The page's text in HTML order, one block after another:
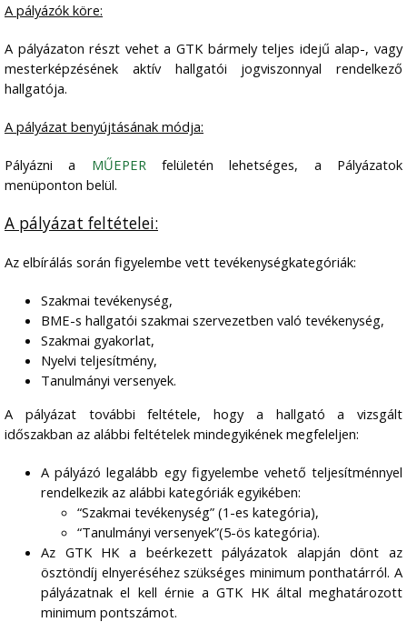
A pályázók köre:
A pályázaton részt vehet a GTK bármely teljes idejű alap-, vagy
mesterképzésének aktív hallgatói jogviszonnyal rendelkező
hallgatója.
A pályázat benyújtásának módja:
Pályázni a MŰEPERfelületén lehetséges, a Pályázatok
menüponton belül.
A pályázat feltételei:
Az elbírálás során figyelembe vett tevékenységkategóriák:
Szakmai tevékenység,
BME-s hallgatói szakmai szervezetben való tevékenység,
Szakmai gyakorlat,
Nyelvi teljesítmény,
Tanulmányi versenyek.
A pályázat további feltétele, hogy a hallgató a vizsgált
időszakban az alábbi feltételek mindegyikének megfeleljen:
A pályázó legalább egy figyelembe vehető teljesítménnyel
rendelkezik az alábbi kategóriák egyikében:
“Szakmai tevékenység” (1-es kategória),
“Tanulmányi versenyek”(5-ös kategória).
Az GTK HK a beérkezett pályázatok alapján dönt az
ösztöndíj elnyeréséhez szükséges minimum ponthatárról. A
pályázatnak el kell érnie a GTK HK által meghatározott
minimum pontszámot.